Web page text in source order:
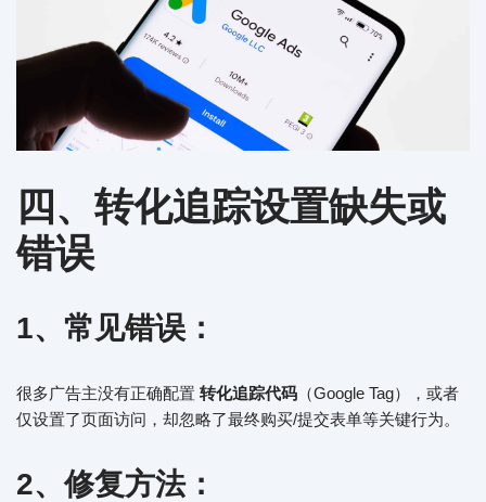
四、转化追踪设置缺失或
错误
1、常见错误：
很多广告主没有正确配置 转化追踪代码 （Google Tag），或者
仅设置了页面访问，却忽略了最终购买/提交表单等关键行为。
2、修复方法：